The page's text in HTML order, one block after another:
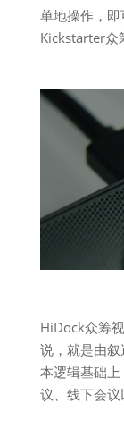
单地操作，
Kickstarter众
HiDock众筹
说，就是由
本逻辑基础
议、线下会议